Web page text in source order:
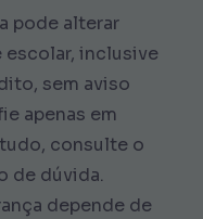
pode alterar
inclusive
sem aviso
apenas em
consulte o
de dúvida.
depende de